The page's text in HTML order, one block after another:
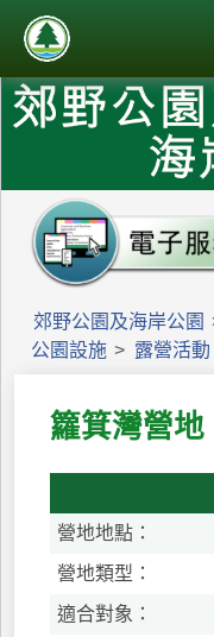
郊野公園及海岸公園
公園設施 > 露營活動
籮箕灣營地
營地地點：
營地類型：
適合對象：